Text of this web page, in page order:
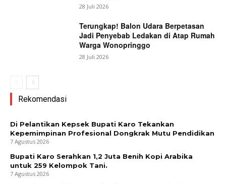
28 Juli 2026
Terungkap! Balon Udara Berpetasan
Jadi Penyebab Ledakan di Atap Rumah
Warga Wonopringgo
28 Juli 2026
Rekomendasi
Di Pelantikan Kepsek Bupati Karo Tekankan
Kepemimpinan Profesional Dongkrak Mutu Pendidikan
7 Agustus 2026
Bupati Karo Serahkan 1,2 Juta Benih Kopi Arabika
untuk 259 Kelompok Tani.
7 Agustus 2026